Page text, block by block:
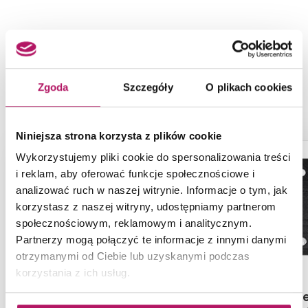
Zgoda Szczegóły O plikach cookies
Niniejsza strona korzysta z plików cookie
Wykorzystujemy pliki cookie do spersonalizowania treści
i reklam, aby oferować funkcje społecznościowe i
analizować ruch w naszej witrynie. Informacje o tym, jak
korzystasz z naszej witryny, udostępniamy partnerom
społecznościowym, reklamowym i analitycznym.
Partnerzy mogą połączyć te informacje z innymi danymi
otrzymanymi od Ciebie lub uzyskanymi podczas
korzystania z ich usług.
NASZE PROPOZYCJE ZAMIAST
PRODUKTU FRANKE KUBUS KBG 110-
70 ONYX 125.0499.032
-7%
Deante Eridan ZQE A104
-10%
Ferro